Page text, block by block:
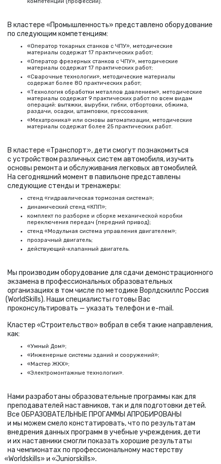
компетенции (профессии).
В кластере «Промышленность» представлено оборудование
по следующим компетенциям:
«Оператор токарных станков с ЧПУ», методические
материалы содержат 17 практических работ;
«Оператор фрезерных станков с ЧПУ», методические
материалы содержат 17 практических работ;
«Сварочные технологии», методические материалы
содержат более 80 практических работ;
«Технология обработки металлов давлением», методические
материалы содержат 9 практических работ по всем видам
операций: вытяжки, вырубки, гибки, отбортовки, обжима,
раздачи, осадки, штамповки, прессования;
«Мехатроника» или основы автоматизации, методические
материалы содержат более 25 практических работ.
В кластере «Транспорт», дети смогут познакомиться
с устройством различных систем автомобиля, изучить
основы ремонта и обслуживания легковых автомобилей.
На сегодняшний момент в павильоне представлены
следующие стенды и тренажеры:
стенд «гидравлическая тормозная система»;
динамический стенд «КПП»;
комплект по разборке и сборке механической коробки
переключения передач (передний привод);
стенд «Модульная система управления двигателем»;
прозрачный двигатель;
действующий-клапанный двигатель.
Мы производим оборудование для сдачи демонстрационного
экзамена в профессиональных образовательных
организациях в том числе по методике Ворлдскиллс Россия
(WorldSkills). Наши специалисты готовы Вас
проконсультировать — указать телефон и e-mail.
Кластер «Строительство» вобрал в себя такие направления,
как:
«Умный Дом»;
«Инженерные системы зданий и сооружений»;
«Мастер ЖКХ»;
«Электромонтажные технологии».
Нами разработаны образовательные программы как для
преподавателей наставников, так и для подготовки детей.
Все ОБРАЗОВАТЕЛЬНЫЕ ПРОГАММЫ АПРОБИРОВАНЫ
и мы можем смело констатировать, что по результатам
внедрения данных программ в учебные учреждения, дети
и их наставники смогли показать хорошие результаты
на чемпионатах по профессиональному мастерству
«Worldskills» и «Juniorskills».